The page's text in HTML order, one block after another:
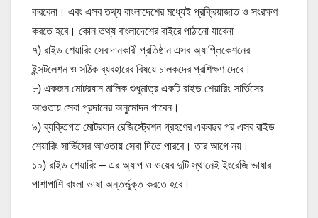
করবেনা। এবং এসব তথ্য বাংলাদেশের মধ্যেই প্রক্রিয়াজাত ও সংরক্ষণ
করতে হবে। কোন তথ্য বাংলাদেশের বাইরে পাঠানো যাবেনা
৭) রাইড শেয়ারিং সেবাদানকারী প্রতিষ্ঠান এসব অ্যাপ্লিকেশনের
ইন্সটলেশন ও সঠিক ব্যবহারের বিষয়ে চালকদের প্রশিক্ষণ দেবে।
৮) একজন মোটরযান মালিক শুধুমাত্র একটি রাইড শেয়ারিং সার্ভিসের
আওতায় সেবা প্রদানের অনুমোদন পাবেন।
৯) ব্যক্তিগত মোটরযান রেজিস্ট্রেশন গ্রহণের একবছর পর এসব রাইড
শেয়ারিং সার্ভিসের আওতায় সেবা দিতে পারবে। তার আগে নয়।
১০) রাইড শেয়ারিং – এর অ্যাপ ও ওয়েব দুটি স্থানেই ইংরেজি ভাষার
পাশাপাশি বাংলা ভাষা অন্তর্ভুক্ত করতে হবে।